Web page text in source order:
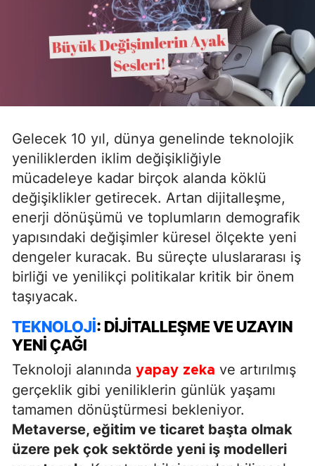
Gelecek 10 yıl, dünya genelinde teknolojik
yeniliklerden iklim değişikliğiyle
mücadeleye kadar birçok alanda köklü
değişiklikler getirecek. Artan dijitalleşme,
enerji dönüşümü ve toplumların demografik
yapısındaki değişimler küresel ölçekte yeni
dengeler kuracak. Bu süreçte uluslararası iş
birliği ve yenilikçi politikalar kritik bir önem
taşıyacak.
TEKNOLOJI: DIJITALLEŞME VE UZAYIN
YENI ÇAĞI
Teknoloji alanında yapay zeka ve artırılmış
gerçeklik gibi yeniliklerin günlük yaşamı
tamamen dönüştürmesi bekleniyor.
Metaverse, eğitim ve ticaret başta olmak
üzere pek çok sektörde yeni iş modelleri